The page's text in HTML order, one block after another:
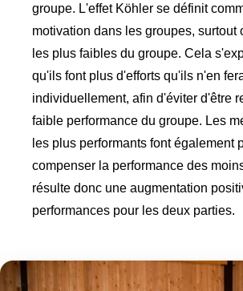
groupe. L'effet Köhler se définit
motivation dans les groupes, surtout
les plus faibles du groupe. Cela
qu'ils font plus d'efforts qu'ils n'en
individuellement, afin d'éviter d'être
faible performance du groupe. Les
les plus performants font également
compenser la performance des
résulte donc une augmentation
performances pour les deux parties.